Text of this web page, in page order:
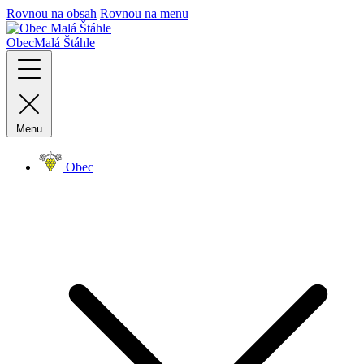
Rovnou na obsah Rovnou na menu
ObecMalá Štáhle
Menu
Obec